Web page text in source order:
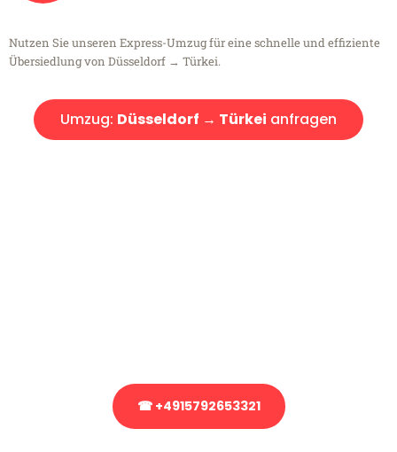
Nutzen Sie unseren Express-Umzug für eine schnelle und effiziente
Übersiedlung von Düsseldorf → Türkei.
Umzug: Düsseldorf → Türkei anfragen
☎ +4915792653321